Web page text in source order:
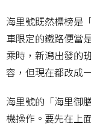
海里號既然標榜是
車限定的鐵路便當
乘時，新潟出發的
容，但現在都改成
海里號的「海里御
機操作。要先在上